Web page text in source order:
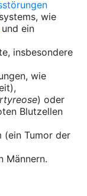
wie
und ein
insbesondere
wie
) oder
Blutzellen
(ein Tumor der
Männern.